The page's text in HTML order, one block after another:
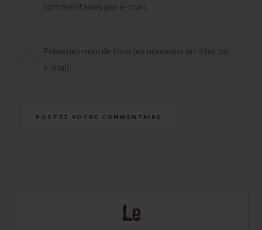
commentaires par e-mail.
Prévenez-moi de tous les nouveaux articles par
e-mail.